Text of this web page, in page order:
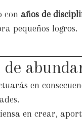
con años de
pequeños logros.
en
en crear,